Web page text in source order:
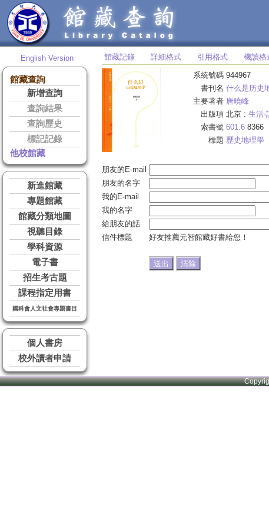
English Version
館藏查詢
新增查詢
查詢結果
查詢歷史
標記記錄
他校館藏
新進館藏
專題館藏
館藏分類地圖
視聽目錄
學科資源
電子書
招生考古題
課程指定用書
國科會人文社會專題書目
個人書房
校外讀者申請
館藏記錄 ‧ 詳細格式 ‧ 引用格式 ‧ 機讀格
系統號碼 944967
書刊名 什么是历史
主要著者 唐曉峰
出版項 北京 : 生活·
索書號 601.6 8366
標題 歷史地理學
朋友的E-mail
朋友的名字
我的E-mail
我的名字
給朋友的話
信件標題
好友推薦元智館藏好書給您！